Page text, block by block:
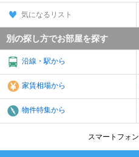
気になるリスト
別の探し方でお部屋を探す
沿線・駅から
家賃相場から
物件特集から
スマートフォン